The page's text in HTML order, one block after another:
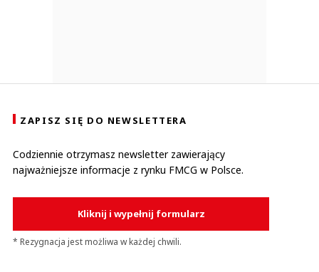
ZAPISZ SIĘ DO NEWSLETTERA
Codziennie otrzymasz newsletter zawierający
najważniejsze informacje z rynku FMCG w Polsce.
Kliknij i wypełnij formularz
* Rezygnacja jest możliwa w każdej chwili.